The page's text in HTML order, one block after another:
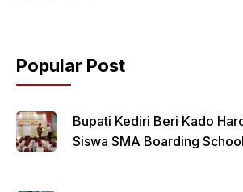
Popular Post
Bupati Kediri Beri Kado
Siswa SMA Boarding